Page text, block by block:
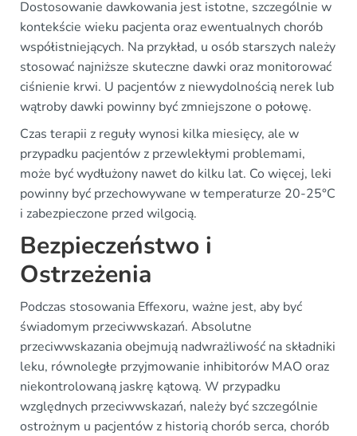
Dostosowanie dawkowania jest istotne, szczególnie w
kontekście wieku pacjenta oraz ewentualnych chorób
współistniejących. Na przykład, u osób starszych należy
stosować najniższe skuteczne dawki oraz monitorować
ciśnienie krwi. U pacjentów z niewydolnością nerek lub
wątroby dawki powinny być zmniejszone o połowę.
Czas terapii z reguły wynosi kilka miesięcy, ale w
przypadku pacjentów z przewlekłymi problemami,
może być wydłużony nawet do kilku lat. Co więcej, leki
powinny być przechowywane w temperaturze 20-25°C
i zabezpieczone przed wilgocią.
Bezpieczeństwo i
Ostrzeżenia
Podczas stosowania Effexoru, ważne jest, aby być
świadomym przeciwwskazań. Absolutne
przeciwwskazania obejmują nadwrażliwość na składniki
leku, równoległe przyjmowanie inhibitorów MAO oraz
niekontrolowaną jaskrę kątową. W przypadku
względnych przeciwwskazań, należy być szczególnie
ostrożnym u pacjentów z historią chorób serca, chorób